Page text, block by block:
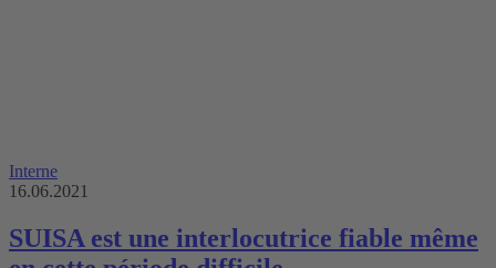
Interne
16.06.2021
SUISA est une interlocutrice fiable même